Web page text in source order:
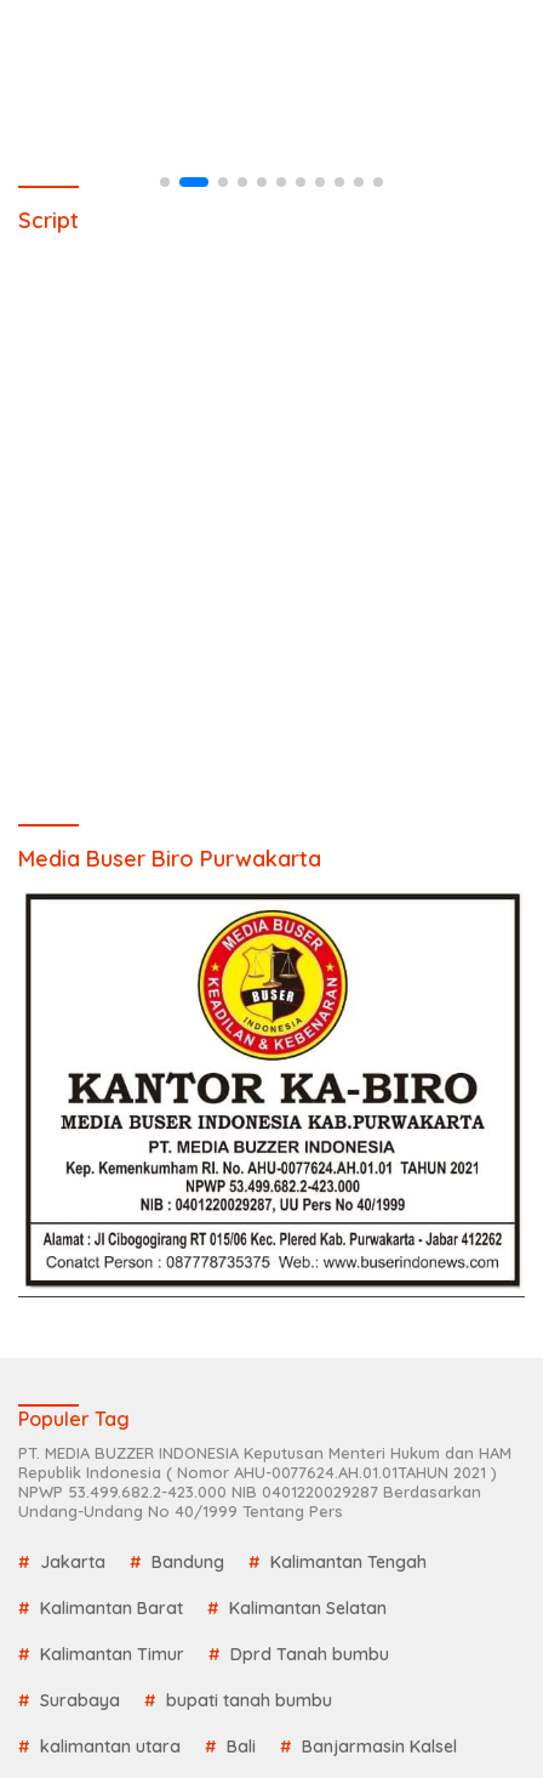
Script
Media Buser Biro Purwakarta
Populer Tag
PT. MEDIA BUZZER INDONESIA Keputusan Menteri Hukum dan HAM
Republik Indonesia ( Nomor AHU-0077624.AH.01.01TAHUN 2021 )
NPWP 53.499.682.2-423.000 NIB 0401220029287 Berdasarkan
Undang-Undang No 40/1999 Tentang Pers
Jakarta Bandung Kalimantan Tengah
Kalimantan Barat Kalimantan Selatan
Kalimantan Timur Dprd Tanah bumbu
Surabaya bupati tanah bumbu
kalimantan utara Bali Banjarmasin Kalsel